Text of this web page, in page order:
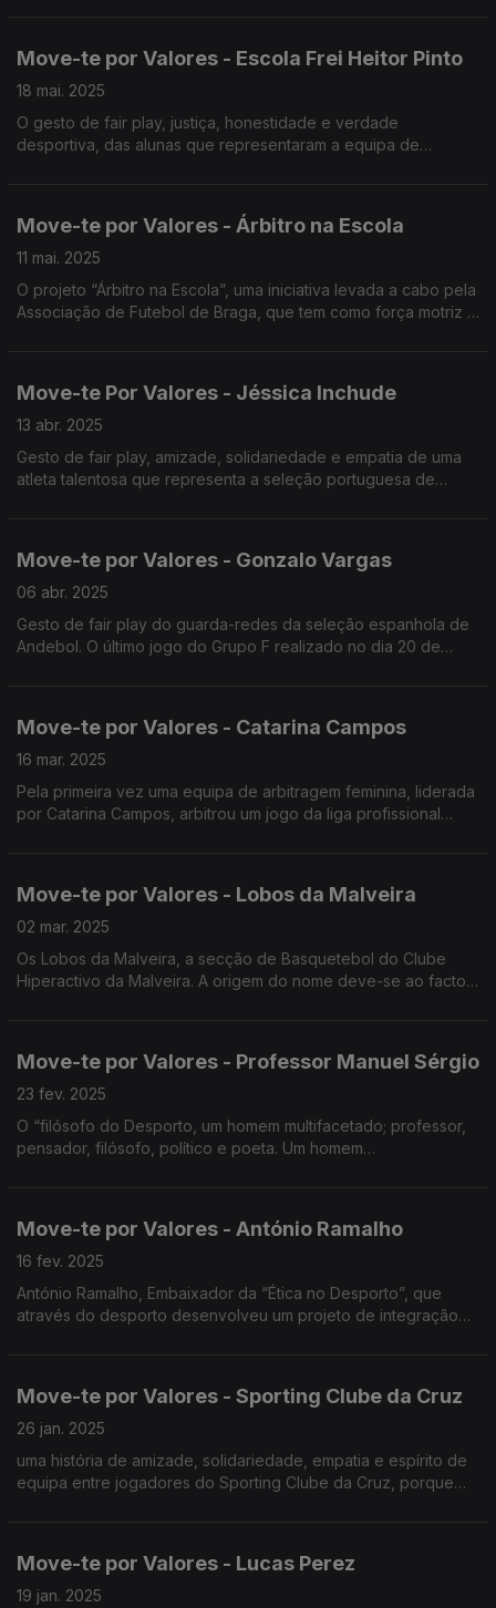
Move-te por Valores - Escola Frei Heitor Pinto
18 mai. 2025
O gesto de fair play, justiça, honestidade e verdade
desportiva, das alunas que representaram a equipa de
Move-te por Valores - Árbitro na Escola
11 mai. 2025
O projeto “Árbitro na Escola”, uma iniciativa levada a cabo pela
Associação de Futebol de Braga, que tem como força motriz a
Move-te Por Valores - Jéssica Inchude
13 abr. 2025
Gesto de fair play, amizade, solidariedade e empatia de uma
atleta talentosa que representa a seleção portuguesa de
Move-te por Valores - Gonzalo Vargas
06 abr. 2025
Gesto de fair play do guarda-redes da seleção espanhola de
Andebol. O último jogo do Grupo F realizado no dia 20 de
Move-te por Valores - Catarina Campos
16 mar. 2025
Pela primeira vez uma equipa de arbitragem feminina, liderada
por Catarina Campos, arbitrou um jogo da liga profissional
Move-te por Valores - Lobos da Malveira
02 mar. 2025
Os Lobos da Malveira, a secção de Basquetebol do Clube
Hiperactivo da Malveira. A origem do nome deve-se ao facto
Move-te por Valores - Professor Manuel Sérgio
23 fev. 2025
O “filósofo do Desporto, um homem multifacetado; professor,
pensador, filósofo, político e poeta. Um homem
Move-te por Valores - António Ramalho
16 fev. 2025
António Ramalho, Embaixador da “Ética no Desporto”, que
através do desporto desenvolveu um projeto de integração
Move-te por Valores - Sporting Clube da Cruz
26 jan. 2025
uma história de amizade, solidariedade, empatia e espírito de
equipa entre jogadores do Sporting Clube da Cruz, porque
Move-te por Valores - Lucas Perez
19 jan. 2025